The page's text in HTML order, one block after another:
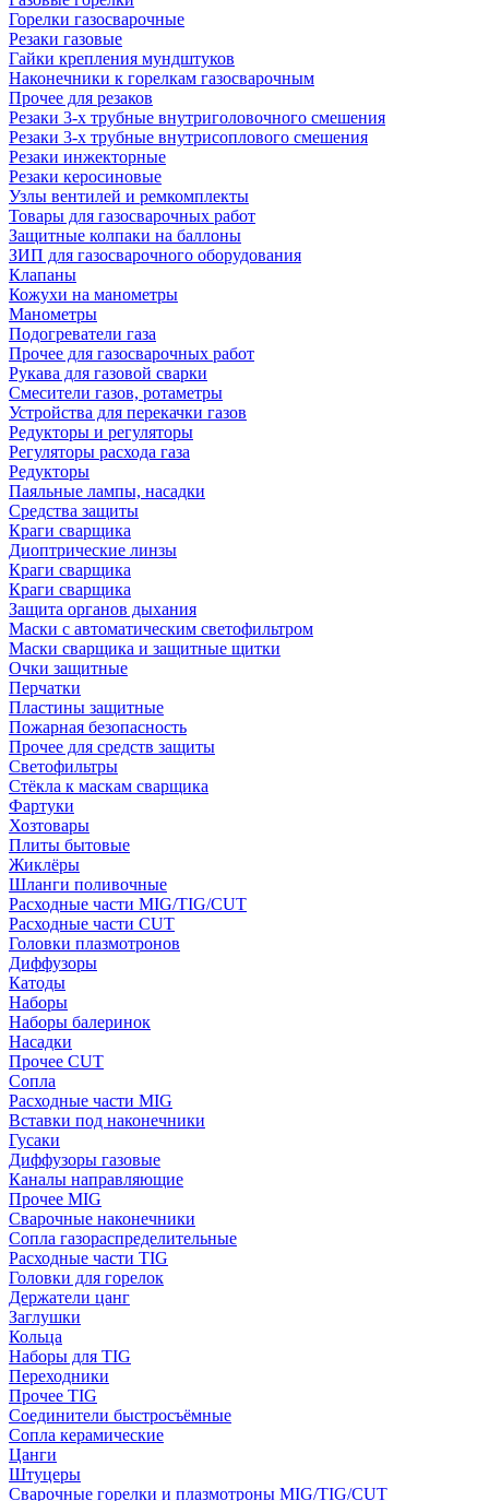
Горелки газосварочные
Резаки газовые
Гайки крепления мундштуков
Наконечники к горелкам газосварочным
Прочее для резаков
Резаки 3-х трубные внутриголовочного смешения
Резаки 3-х трубные внутрисоплового смешения
Резаки инжекторные
Резаки керосиновые
Узлы вентилей и ремкомплекты
Товары для газосварочных работ
Защитные колпаки на баллоны
ЗИП для газосварочного оборудования
Клапаны
Кожухи на манометры
Манометры
Подогреватели газа
Прочее для газосварочных работ
Рукава для газовой сварки
Смесители газов, ротаметры
Устройства для перекачки газов
Редукторы и регуляторы
Регуляторы расхода газа
Редукторы
Паяльные лампы, насадки
Средства защиты
Краги сварщика
Диоптрические линзы
Краги сварщика
Краги сварщика
Защита органов дыхания
Маски с автоматическим светофильтром
Маски сварщика и защитные щитки
Очки защитные
Перчатки
Пластины защитные
Пожарная безопасность
Прочее для средств защиты
Светофильтры
Стёкла к маскам сварщика
Фартуки
Хозтовары
Плиты бытовые
Жиклёры
Шланги поливочные
Расходные части MIG/TIG/CUT
Расходные части CUT
Головки плазмотронов
Диффузоры
Катоды
Наборы
Наборы балеринок
Насадки
Прочее CUT
Сопла
Расходные части MIG
Вставки под наконечники
Гусаки
Диффузоры газовые
Каналы направляющие
Прочее MIG
Сварочные наконечники
Сопла газораспределительные
Расходные части TIG
Головки для горелок
Держатели цанг
Заглушки
Кольца
Наборы для TIG
Переходники
Прочее TIG
Соединители быстросъёмные
Сопла керамические
Цанги
Штуцеры
Сварочные горелки и плазмотроны MIG/TIG/CUT